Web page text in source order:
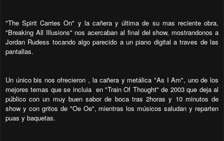
"The Spirit Carries On" y la cañera y última de su mas reciente obra,
"Breaking All Illusions" nos acercaban al final del show, mostrandonos a
Jordan Rudess tocando algo parecido a un piano digital a traves de las
pantallas.
Un único bis nos ofrecieron , la cañera y metálica "As I Am", uno de los
mejores temas que se incluia en "Train Of Thought" de 2003 que deja al
público con un muy buen sabor de boca tras 2horas y 10 minutos de
show y con gritos de "Oe Oe", mientras los músicos saludan y reparten
puas y baquetas.